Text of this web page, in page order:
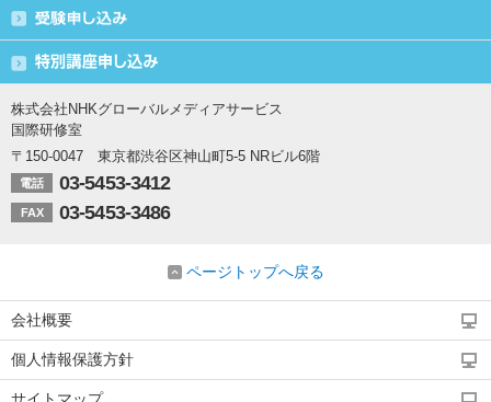
株式会社NHKグローバルメディアサービス
国際研修室
〒150-0047 東京都渋谷区神山町5-5 NRビル6階
電話 03-5453-3412
FAX 03-5453-3486
ページトップへ戻る
会社概要
個人情報保護方針